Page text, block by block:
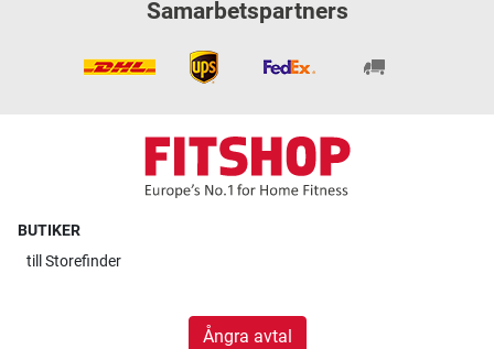
Samarbetspartners
BUTIKER
till Storefinder
Ångra avtal